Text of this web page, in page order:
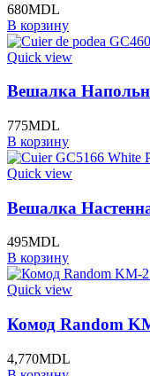
680MDL
В корзину
Quick view
Вешалка
775MDL
В корзину
Quick view
Вешалка
495MDL
В корзину
Quick view
Комод Random
4,770MDL